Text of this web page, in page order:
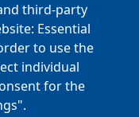
third-party
Essential
to use the
individual
for the